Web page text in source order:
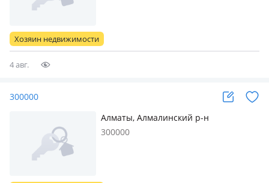
немесе телефон арқылы жіберіңіз
Хозяин недвижимости
4 авг.
300000
Алматы, Алмалинский р-н
300000